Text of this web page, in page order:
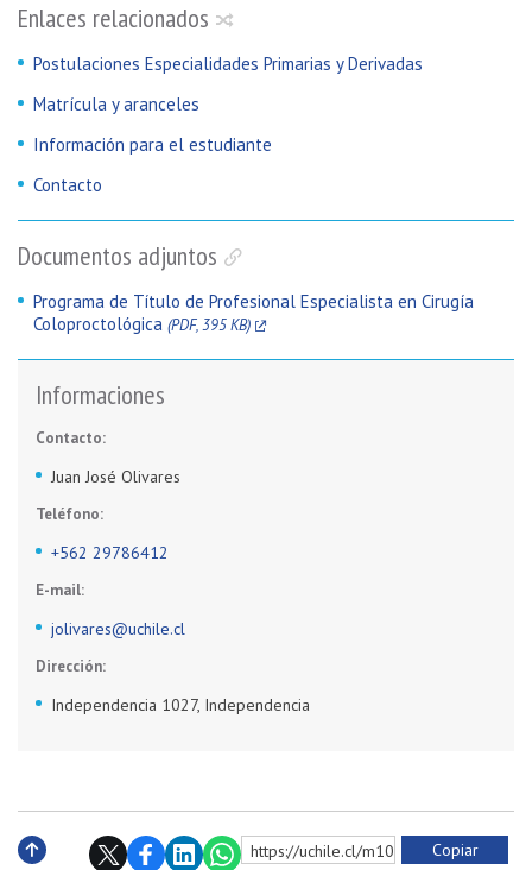
Enlaces relacionados
Postulaciones Especialidades Primarias y Derivadas
Matrícula y aranceles
Información para el estudiante
Contacto
Documentos adjuntos
Programa de Título de Profesional Especialista en Cirugía
Coloproctológica (PDF, 395 KB)
Informaciones
Contacto:
Juan José Olivares
Teléfono:
+562 29786412
E-mail:
jolivares@uchile.cl
Dirección:
Independencia 1027, Independencia
https://uchile.cl/m10049 Copiar